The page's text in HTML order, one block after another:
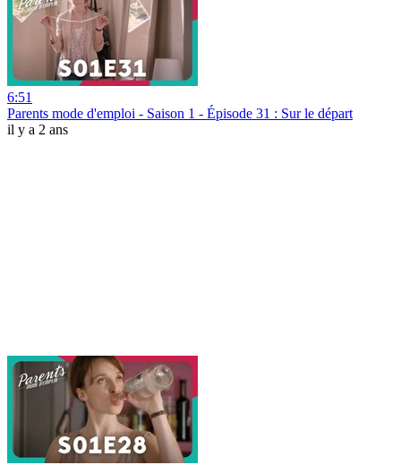
6:51
Parents mode d'emploi - Saison 1 - Épisode 31 : Sur le départ
il y a 2 ans